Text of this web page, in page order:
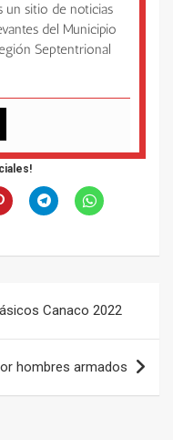
un sitio de noticias
del Municipio
Septentrional
Canaco 2022
hombres armados